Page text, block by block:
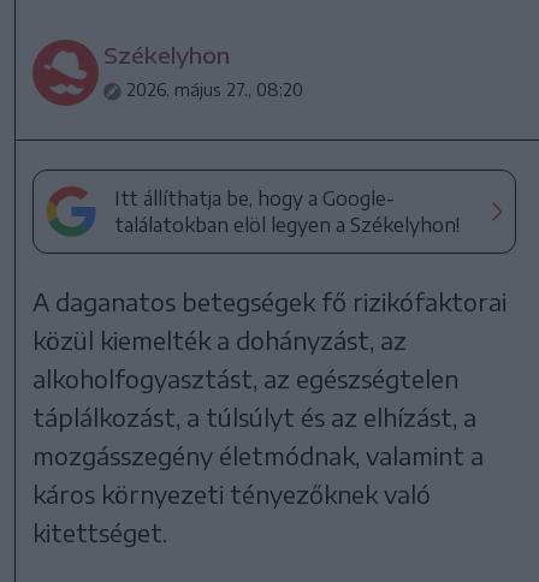
Székelyhon
2026. május 27., 08:20
Itt állíthatja be, hogy a Google-
találatokban elöl legyen a Székelyhon!
A daganatos betegségek fő rizikófaktorai
közül kiemelték a dohányzást, az
alkoholfogyasztást, az egészségtelen
táplálkozást, a túlsúlyt és az elhízást, a
mozgásszegény életmódnak, valamint a
káros környezeti tényezőknek való
kitettséget.